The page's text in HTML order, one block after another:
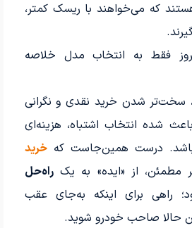
که می‌خواهند با ریسک کمتر،
فقط به انتخاب مدل خلاصه
، سخت‌تر شدن خرید نقدی و نگرانی
شده انتخاب اشتباه، هزینه‌ای
باشد. درست همین‌جاست کهخرید
مطمئن، از «ایده» به یکراه‌حل
راهی برای اینکه به‌جای عقب
حالا صاحب خودرو شوید.